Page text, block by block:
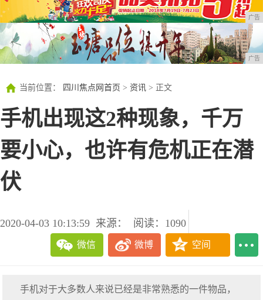
广告
广告
当前位置： 四川焦点网首页 > 资讯 > 正文
手机出现这2种现象，千万
要小心，也许有危机正在潜
伏
2020-04-03 10:13:59 来源： 阅读：1090
微信 微博 空间
手机对于大多数人来说已经是非常熟悉的一件物品，